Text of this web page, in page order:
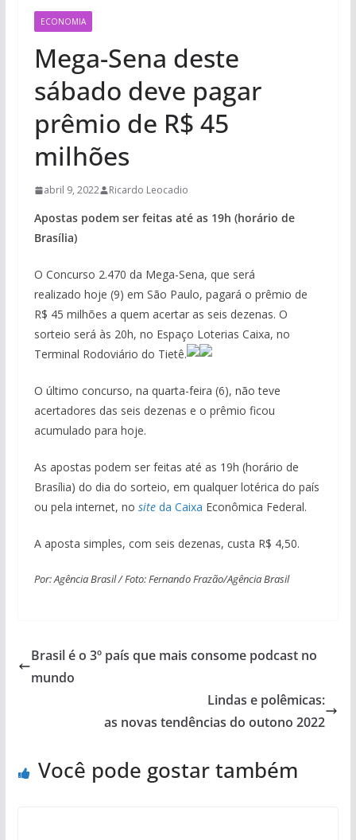
ECONOMIA
Mega-Sena deste
sábado deve pagar
prêmio de R$ 45
milhões
abril 9, 2022 Ricardo Leocadio
Apostas podem ser feitas até as 19h (horário de
Brasília)
O Concurso 2.470 da Mega-Sena, que será
realizado hoje (9) em São Paulo, pagará o prêmio de
R$ 45 milhões a quem acertar as seis dezenas. O
sorteio será às 20h, no Espaço Loterias Caixa, no
Terminal Rodoviário do Tietê.
O último concurso, na quarta-feira (6), não teve
acertadores das seis dezenas e o prêmio ficou
acumulado para hoje.
As apostas podem ser feitas até as 19h (horário de
Brasília) do dia do sorteio, em qualquer lotérica do país
ou pela internet, no siteda Caixa Econômica Federal.
A aposta simples, com seis dezenas, custa R$ 4,50.
Por: Agência Brasil / Foto: Fernando Frazão/Agência Brasil
Brasil é o 3º país que mais consome podcast no
mundo
Lindas e polêmicas:
as novas tendências do outono 2022
Você pode gostar também